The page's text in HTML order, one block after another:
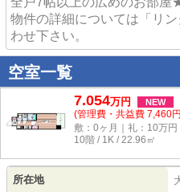
物件の詳細については「リ
わせ下さい。
空室一覧
7.054万円 NEW
(管理費・共益費 7,460
敷：0ヶ月｜礼：10万円
10階 / 1K / 22.96㎡
所在地